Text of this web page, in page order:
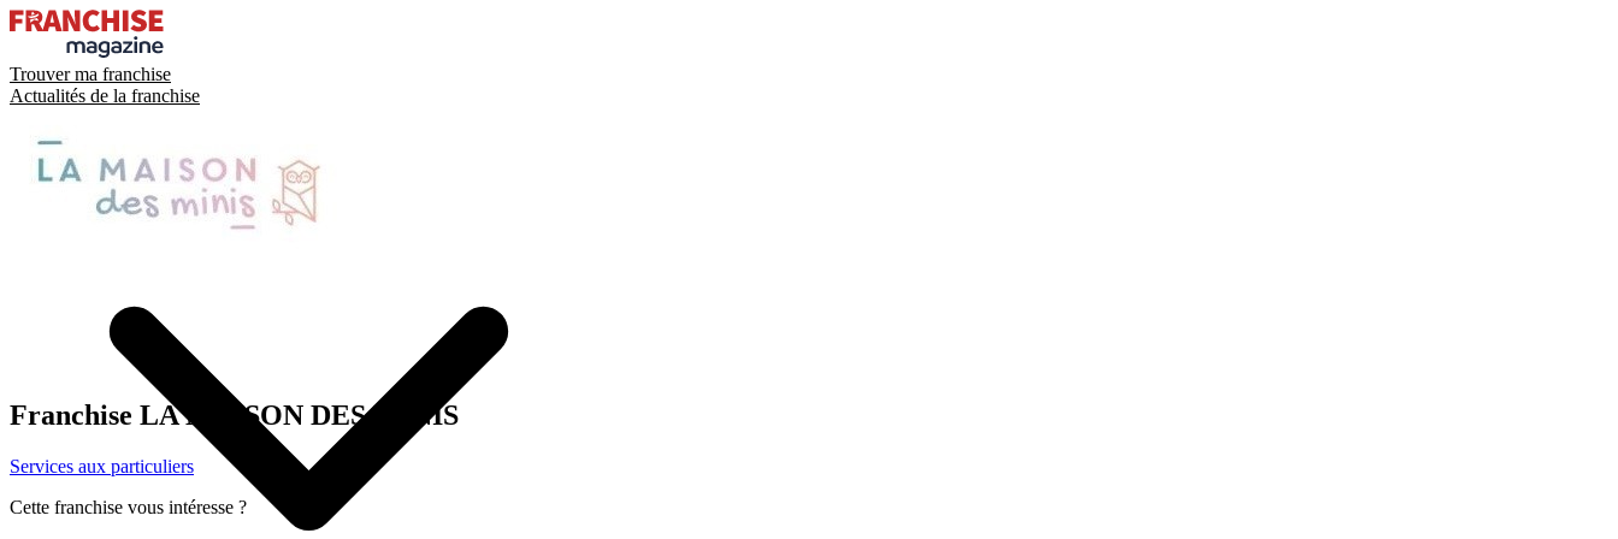
Trouver ma franchise
Actualités de la franchise
Franchise LA MAISON DES MINIS
Services aux particuliers
Cette franchise vous intéresse ?